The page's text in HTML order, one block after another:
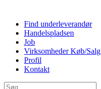
Find underleverandør
Handelspladsen
Job
Virksomheder Køb/Salg
Profil
Kontakt